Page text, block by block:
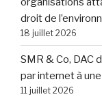
droit de
18 juillet 2026
SMR & Co, DAC
par internet à
11 juillet 2026